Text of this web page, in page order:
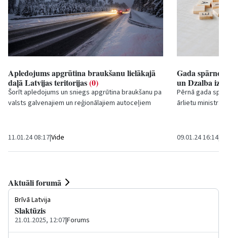
Apledojums apgrūtina braukšanu lielākajā
daļā Latvijas teritorijas(0)
Šorīt apledojums un sniegs apgrūtina braukšanu pa
valsts galvenajiem un reģionālajiem autoceļiem
11.01.24 08:17|Vide
Gada
un Dzalba
Pērnā gada
ārlietu ministra
09.01.24 16:14|
Aktuāli forumā
Brīvā Latvija
Slaktūzis
21.01.2025, 12:07|Forums